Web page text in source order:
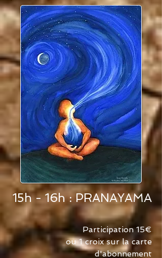
15h - 16h : PRANAYAMA
Participation 15€
ou 1 croix sur la carte
d'abonnement